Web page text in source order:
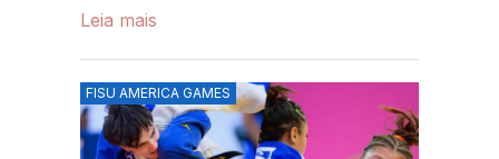
Leia mais
FISU AMERICA GAMES